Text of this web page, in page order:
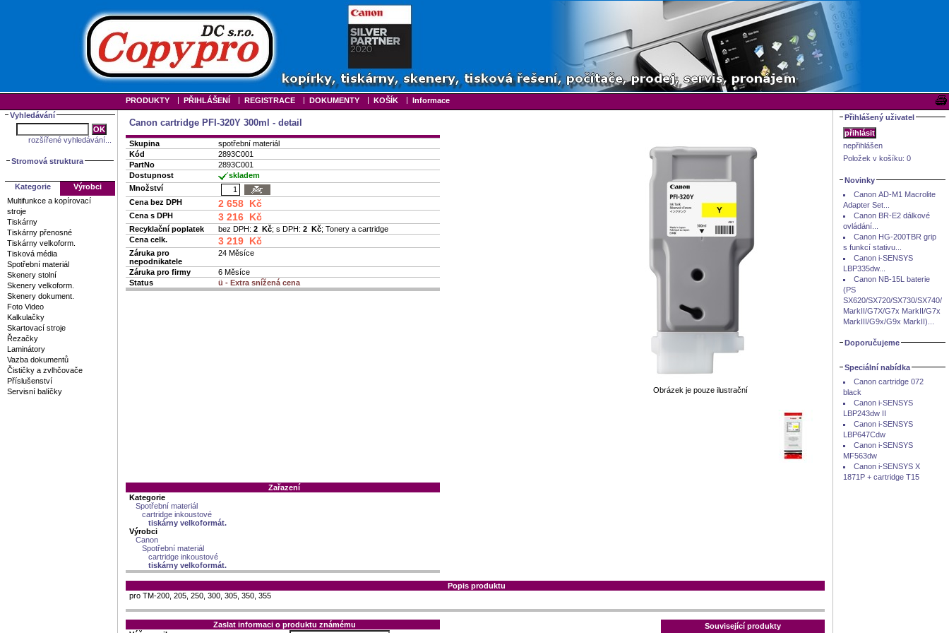
PRODUKTY PŘIHLÁŠENÍ REGISTRACE DOKUMENTY KOŠÍK
Informace
Vyhledávání
rozšířené vyhledávání...
Stromová struktura
Kategorie
Výrobci
Multifunkce a kopírovací
stroje
Tiskárny
Tiskárny přenosné
Tiskárny velkoform.
Tisková média
Spotřební materiál
Skenery stolní
Skenery velkoform.
Skenery dokument.
Foto Video
Kalkulačky
Skartovací stroje
Řezačky
Laminátory
Vazba dokumentů
Čističky a zvlhčovače
Příslušenství
Servisní balíčky
Canon cartridge PFI-320Y 300ml - detail
Skupina
spotřební materiál
Kód
2893C001
PartNo
2893C001
Dostupnost
skladem
Množství
Cena bez DPH
2 658 Kč
Cena s DPH 3 216 Kč
Recyklační poplatek bez DPH: 2 Kč; s DPH: 2 Kč; Tonery a cartridge
Cena celk.
3 219 Kč
Záruka pro
nepodnikatele
24 Měsíce
Záruka pro firmy
6 Měsíce
Status
ü - Extra snížená cena
Obrázek je pouze ilustrační
Zařazení
Kategorie
Spotřební materiál
cartridge inkoustové
tiskárny velkoformát.
Výrobci
Canon
Spotřební materiál
cartridge inkoustové
tiskárny velkoformát.
Popis produktu
pro TM-200, 205, 250, 300, 305, 350, 355
Související produkty
Zaslat informaci o produktu známému
Přihlášený uživatel
nepřihlášen
Položek v košíku: 0
Novinky
Canon AD-M1 Macrolite
Adapter Set...
Canon BR-E2 dálkové
ovládání...
Canon HG-200TBR grip
s funkcí stativu...
Canon i-SENSYS
LBP335dw...
Canon NB-15L baterie
(PS
SX620/SX720/SX730/SX740/
MarkII/G7X/G7x MarkII/G7x
MarkIII/G9x/G9x MarkII)...
Doporučujeme
Speciální nabídka
Canon cartridge 072
black
Canon i-SENSYS
LBP243dw II
Canon i-SENSYS
LBP647Cdw
Canon i-SENSYS
MF563dw
Canon i-SENSYS X
1871P + cartridge T15